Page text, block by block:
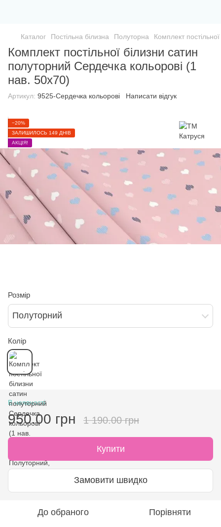
Каталог Постільна білизна Полуторна Комплект
Комплект постільної білизни сатин
полуторний Сердечка кольорові (1
нав. 50х70)
Артикул: 9525-Сердечка кольорові Написати відгук
−20%
ЗАЛИШИЛОСЬ 149 ДНІВ
АКЦІЯ!
Розмір
Полуторний
Колір
В наявності
950.00 грн 1 190.00 грн
Купити
Замовити швидко
До обраного Порівняти